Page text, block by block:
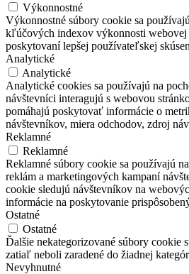
Výkonnostné
Výkonnostné súbory cookie sa
kľúčových indexov výkonnosti webovej
poskytovaní lepšej používateľskej
Analytické
Analytické
Analytické cookies sa používajú na
návštevníci interagujú s webovou
pomáhajú poskytovať informácie o
návštevníkov, miera odchodov, zdroj
Reklamné
Reklamné
Reklamné súbory cookie sa používajú
reklám a marketingových kampaní
cookie sledujú návštevníkov na
informácie na poskytovanie
Ostatné
Ostatné
Ďalšie nekategorizované súbory cookie
zatiaľ neboli zaradené do žiadnej
Nevyhnutné